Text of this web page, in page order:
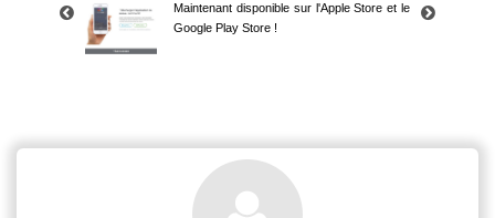
Maintenant disponible sur l'Apple Store et le
Google Play Store !
Google Play Store !